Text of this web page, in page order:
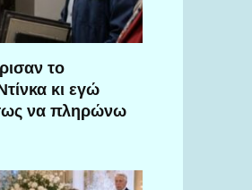
το
κι εγώ
να πληρώνω